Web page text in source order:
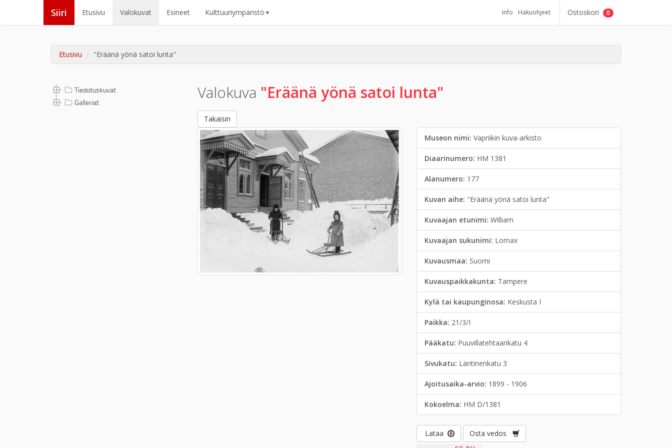
Siiri Etusivu Valokuvat Esineet Kulttuuriympäristö Info Hakuohjeet Ostoskori 0
Etusivu "Eräänä yönä satoi lunta"
Tiedotuskuvat
Galleriat
Valokuva "Eräänä yönä satoi lunta"
Takaisin
Museon nimi:Vapriikin kuva-arkisto
Diaarinumero: HM 1381
Alanumero: 177
Kuvan aihe: "Eräänä yönä satoi lunta"
Kuvaajan etunimi:William
Kuvaajan sukunimi: Lomax
Kuvausmaa: Suomi
Kuvauspaikkakunta: Tampere
Kylä tai kaupunginosa: Keskusta I
Paikka: 21/3/I
Pääkatu: Puuvillatehtaankatu 4
Sivukatu: Läntinenkatu 3
Ajoitusaika-arvio: 1899 - 1906
Kokoelma: HM D/1381
Lataa
Osta vedos